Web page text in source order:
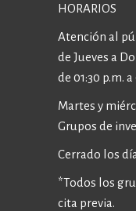
HORARIOS
Atención al
de Jueves a
de 01:30 p.m.
Martes y
Grupos de
Cerrado los
*Todos los
cita previa.